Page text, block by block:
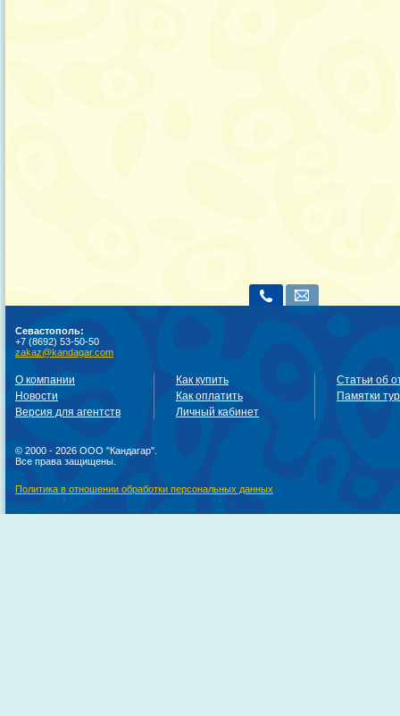
Севастополь:
+7 (8692) 53-50-50
zakaz@kandagar.com
О компании
Новости
Версия для агентств
Как купить
Как оплатить
Личный кабинет
Статьи об
Памятки
© 2000 - 2026 ООО "Кандагар".
Все права защищены.
Политика в отношении обработки персональных данных